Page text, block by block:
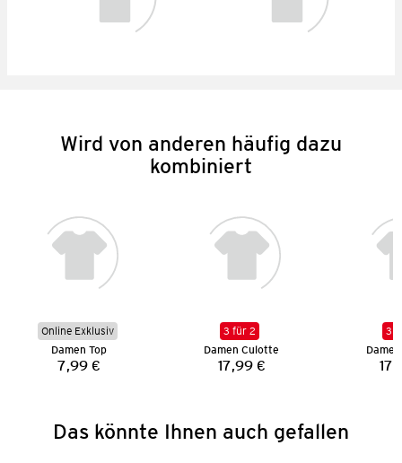
Wird von anderen häufig dazu
kombiniert
Online Exklusiv
Damen Top
Preis:
7,99 €
3 für 2
Damen Culotte
Preis:
17,99 €
3
Das könnte Ihnen auch gefallen